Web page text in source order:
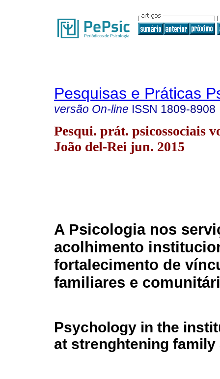
Pesquisas e Práticas
versão On-line ISSN 1809-8908
Pesqui. prát. psicossociais
João del-Rei jun. 2015
A Psicologia nos
acolhimento
fortalecimento de
familiares e
Psychology in the
at strenghtening